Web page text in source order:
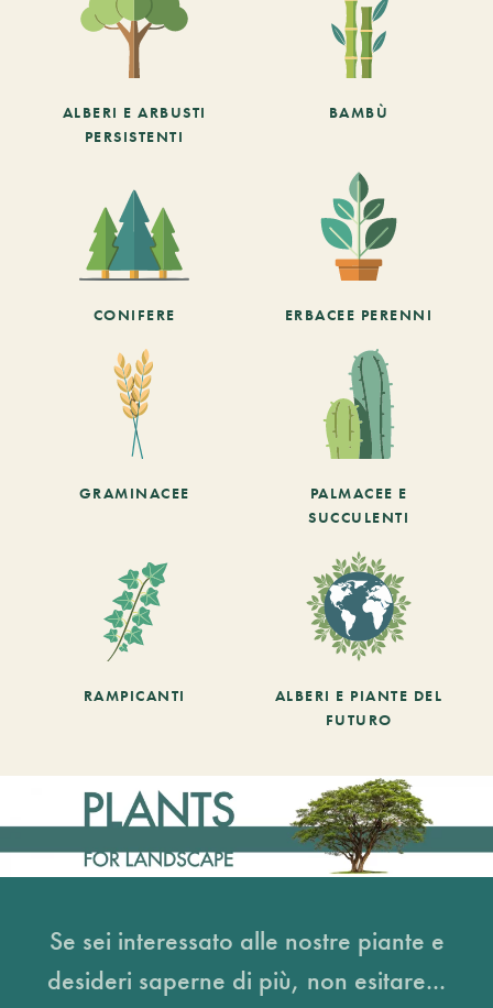
ALBERI E ARBUSTI
PERSISTENTI
BAMBÙ
CONIFERE ERBACEE PERENNI
GRAMINACEE
PALMACEE E
SUCCULENTI
RAMPICANTI
ALBERI E PIANTE DEL
FUTURO
Se sei interessato alle nostre piante e
desideri saperne di più, non esitare...